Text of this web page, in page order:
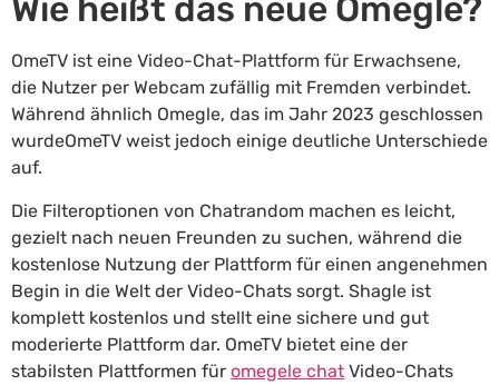
Wie heißt das neue Omegle?
OmeTV ist eine Video-Chat-Plattform für Erwachsene,
die Nutzer per Webcam zufällig mit Fremden verbindet.
Während ähnlich Omegle, das im Jahr 2023 geschlossen
wurdeOmeTV weist jedoch einige deutliche Unterschiede
auf.
Die Filteroptionen von Chatrandom machen es leicht,
gezielt nach neuen Freunden zu suchen, während die
kostenlose Nutzung der Plattform für einen angenehmen
Begin in die Welt der Video-Chats sorgt. Shagle ist
komplett kostenlos und stellt eine sichere und gut
moderierte Plattform dar. OmeTV bietet eine der
stabilsten Plattformen für omegele chat Video-Chats